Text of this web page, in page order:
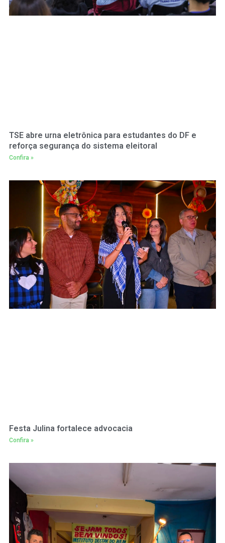
TSE abre urna eletrônica para estudantes do DF e
reforça segurança do sistema eleitoral
Confira »
Festa Julina fortalece advocacia
Confira »